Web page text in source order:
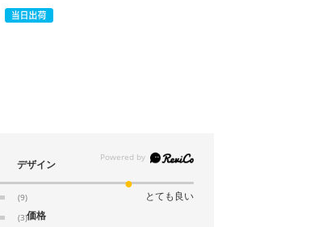
(9)
(3)
デザイン
とても良い
価格